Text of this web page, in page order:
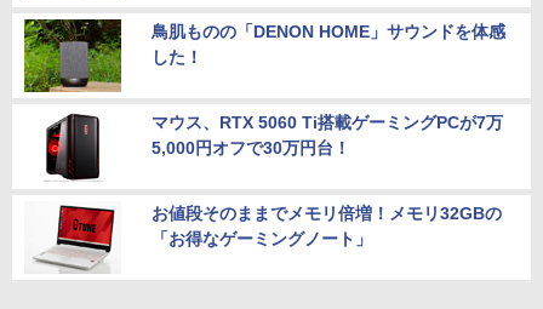
鳥肌ものの「DENON HOME」サウンドを体感
した！
マウス、RTX 5060 Ti搭載ゲーミングPCが7万
5,000円オフで30万円台！
お値段そのままでメモリ倍増！メモリ32GBの
「お得なゲーミングノート」